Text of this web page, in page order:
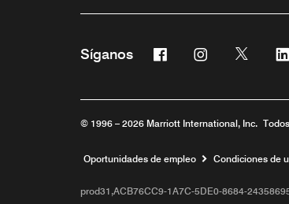
Síganos Facebook
Abre una ventana nueva
Instagram
Abre una
Twitter
Abre
© 1996 – 2026 Marriott International, Inc.
Oportunidades de empleo Abre una
Condiciones de
prod31,ACB76CC9-1A7C-5DE0-8684-